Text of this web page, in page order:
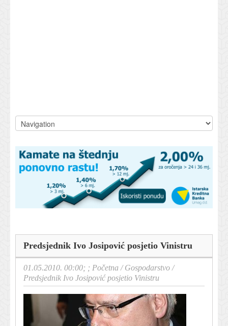
Predsjednik Ivo Josipović posjetio Vinistru
01.05.2010. 00:00; ; Početna /Gospodarstvo /
Predsjednik Ivo Josipović posjetio Vinistru